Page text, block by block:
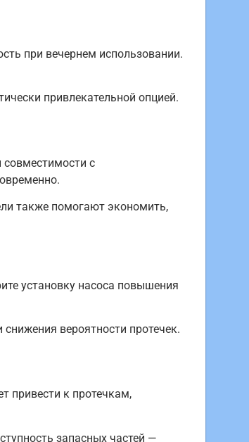
при вечернем использовании.
привлекательной опцией.
совместимости с
также помогают экономить,
установку насоса повышения
вероятности протечек.
привести к протечкам,
запасных частей —